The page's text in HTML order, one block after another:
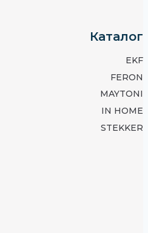
Каталог
EKF
FERON
MAYTONI
IN HOME
STEKKER